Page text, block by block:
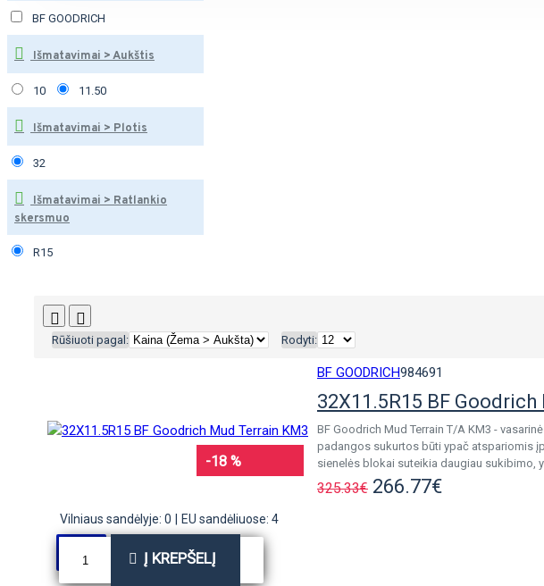
BF GOODRICH
Išmatavimai > Aukštis
10 11.50
Išmatavimai > Plotis
32
Išmatavimai > Ratlankio
skersmuo
R15
Rūšiuoti pagal: Rodyti:
-18 %
BF GOODRICH984691
32X11.5R15 BF
BF Goodrich Mud Terrain T/A KM3 -
padangos sukurtos būti ypač atspariomis
sienelės blokai suteikia daugiau sukibimo,
325.33€ 266.77€
Vilniaus sandėlyje: 0 EU sandėliuose: 4
Į KREPŠELĮ